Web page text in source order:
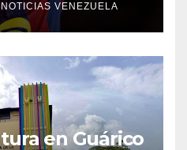
NOTICIAS VENEZUELA
en Guárico